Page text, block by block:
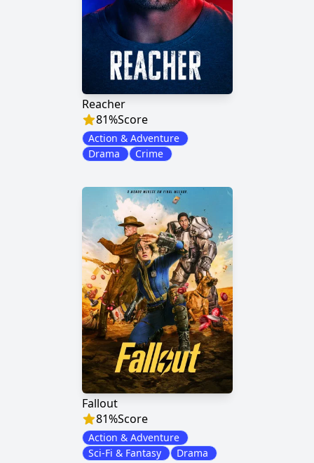
Reacher
81%Score
Action & Adventure
Drama
Crime
Fallout
81%Score
Action & Adventure
Sci-Fi & Fantasy
Drama